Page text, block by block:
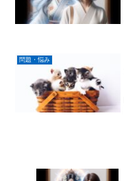
問題・悩み